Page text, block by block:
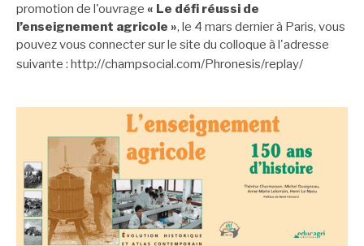
promotion de l'ouvrage « Le défi réussi de
l’enseignement agricole », le 4 mars dernier à Paris, vous
pouvez vous connecter sur le site du colloque à l'adresse
suivante : http://champsocial.com/Phronesis/replay/